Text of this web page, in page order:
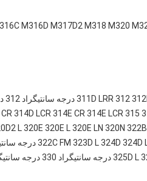
M316D M317D2 M318 M320
311D LRR312 312 درجه سانتیگراد L
314D LCR314E CR314E LCR315
L320E 320E L320E LN 320N
322C FM 323D L324D 324D
325D L
330 درجه سانتیگراد L